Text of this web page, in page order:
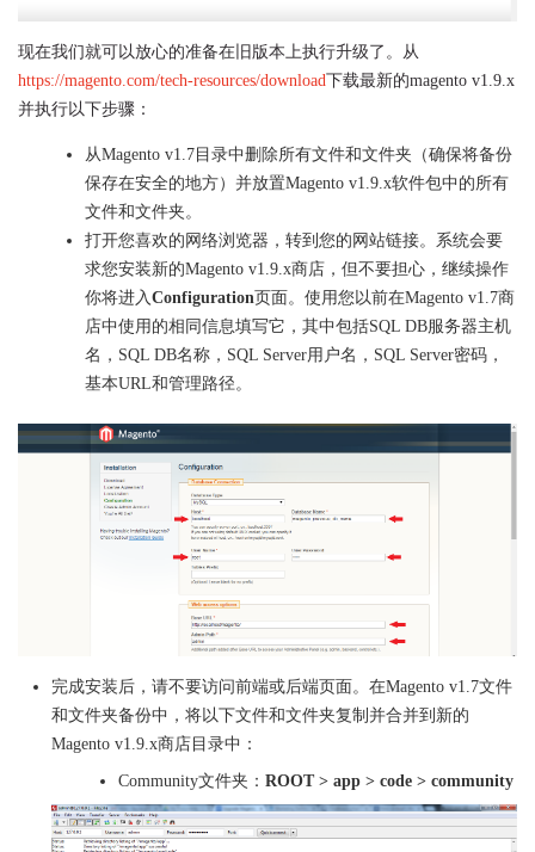
现在我们就可以放心的准备在旧版本上执行升级了。从
https://magento.com/tech-resources/download下载最新的magento v1.9.x
并执行以下步骤：
从Magento v1.7目录中删除所有文件和文件夹（确保将备份
保存在安全的地方）并放置Magento v1.9.x软件包中的所有
文件和文件夹。
打开您喜欢的网络浏览器，转到您的网站链接。系统会要
求您安装新的Magento v1.9.x商店，但不要担心，继续操作
你将进入Configuration页面。使用您以前在Magento v1.7商
店中使用的相同信息填写它，其中包括SQL DB服务器主机
名，SQL DB名称，SQL Server用户名，SQL Server密码，
基本URL和管理路径。
完成安装后，请不要访问前端或后端页面。在Magento v1.7文件
和文件夹备份中，将以下文件和文件夹复制并合并到新的
Magento v1.9.x商店目录中：
Community文件夹： ROOT > app > code > community